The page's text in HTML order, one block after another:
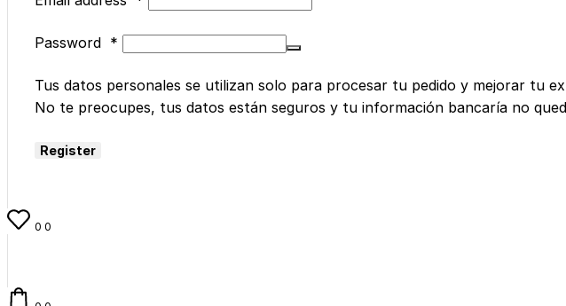
Password *
Tus datos personales se utilizan solo para procesar tu pedido y mejorar tu
No te preocupes, tus datos están seguros y tu información bancaría no
Register
0 0